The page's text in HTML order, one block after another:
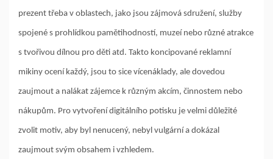
prezent třeba v oblastech, jako jsou zájmová sdružení, služby
spojené s prohlídkou pamětihodností, muzeí nebo různé atrakce
s tvořivou dílnou pro děti atd. Takto koncipované reklamní
mikiny ocení každý, jsou to sice vícenáklady, ale dovedou
zaujmout a nalákat zájemce k různým akcím, činnostem nebo
nákupům. Pro vytvoření digitálního potisku je velmi důležité
zvolit motiv, aby byl nenucený, nebyl vulgární a dokázal
zaujmout svým obsahem i vzhledem.